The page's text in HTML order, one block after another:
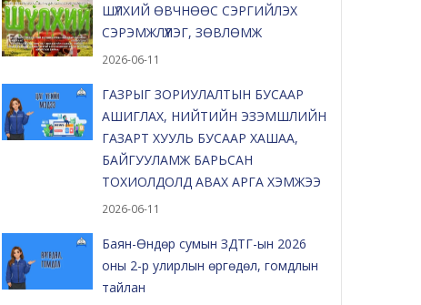
ШҮЛХИЙ ӨВЧНӨӨС СЭРГИЙЛЭХ
СЭРЭМЖЛҮҮЛЭГ, ЗӨВЛӨМЖ
2026-06-11
ГАЗРЫГ ЗОРИУЛАЛТЫН БУСААР
АШИГЛАХ, НИЙТИЙН ЭЗЭМШЛИЙН
ГАЗАРТ ХУУЛЬ БУСААР ХАШАА,
БАЙГУУЛАМЖ БАРЬСАН
ТОХИОЛДОЛД АВАХ АРГА ХЭМЖЭЭ
2026-06-11
Баян-Өндөр сумын ЗДТГ-ын 2026
оны 2-р улирлын өргөдөл, гомдлын
тайлан